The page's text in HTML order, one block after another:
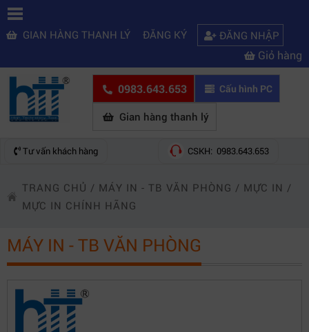
GIAN HÀNG THANH LÝ ĐĂNG KÝ ĐĂNG NHẬP
Giỏ hàng
0983.643.653 Cấu hình PC
Gian hàng thanh lý
Tư vấn khách hàng CSKH: 0983.643.653
TRANG CHỦ / MÁY IN - TB VĂN PHÒNG / MỰC IN /
MỰC IN CHÍNH HÃNG
MÁY IN - TB VĂN PHÒNG